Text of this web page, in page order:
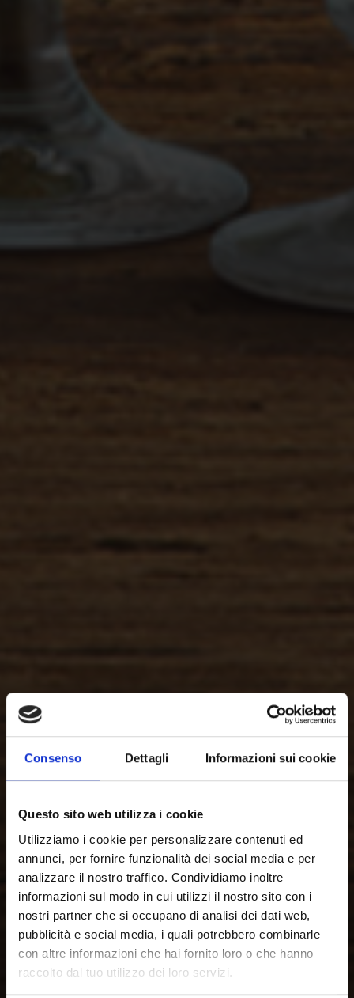
Consenso Dettagli Informazioni sui cookie
Questo sito web utilizza i cookie
Utilizziamo i cookie per personalizzare contenuti ed
annunci, per fornire funzionalità dei social media e per
analizzare il nostro traffico. Condividiamo inoltre
informazioni sul modo in cui utilizzi il nostro sito con i
nostri partner che si occupano di analisi dei dati web,
pubblicità e social media, i quali potrebbero combinarle
con altre informazioni che hai fornito loro o che hanno
raccolto dal tuo utilizzo dei loro servizi.